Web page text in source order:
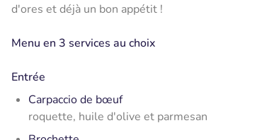
d'ores et déjà un bon appétit !
Menu en 3 services au choix
Entrée
Carpaccio de bœuf
roquette, huile d'olive et parmesan